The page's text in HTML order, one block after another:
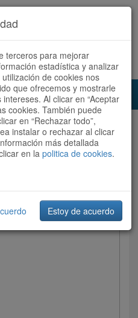
Español | Català
Ordenar por:Más recientes
terceros para mejorar
estadística y analizar
de cookies nos
que ofrecemos y mostrarle
Al clicar en “Aceptar
cookies. También puede
en “Rechazar todo”,
instalar o rechazar al clicar
más detallada
en la politica de cookies.
Estoy de acuerdo